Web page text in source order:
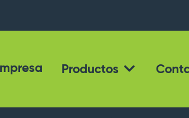
Productos